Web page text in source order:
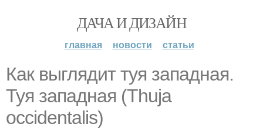
ДАЧА И ДИЗАЙН
главная новости статьи
Как выглядит туя западная.
Туя западная (Thuja
occidentalis)